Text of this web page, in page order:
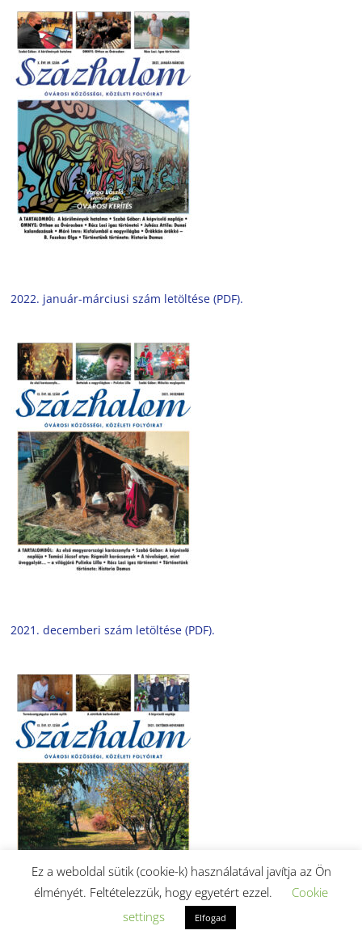
2022. január-márciusi szám letöltése (PDF).
2021. decemberi szám letöltése (PDF).
Ez a weboldal sütik (cookie-k) használatával javítja az Ön
élményét. Feltételezzük, hogy egyetért ezzel.
Cookie
settings
Elfogad